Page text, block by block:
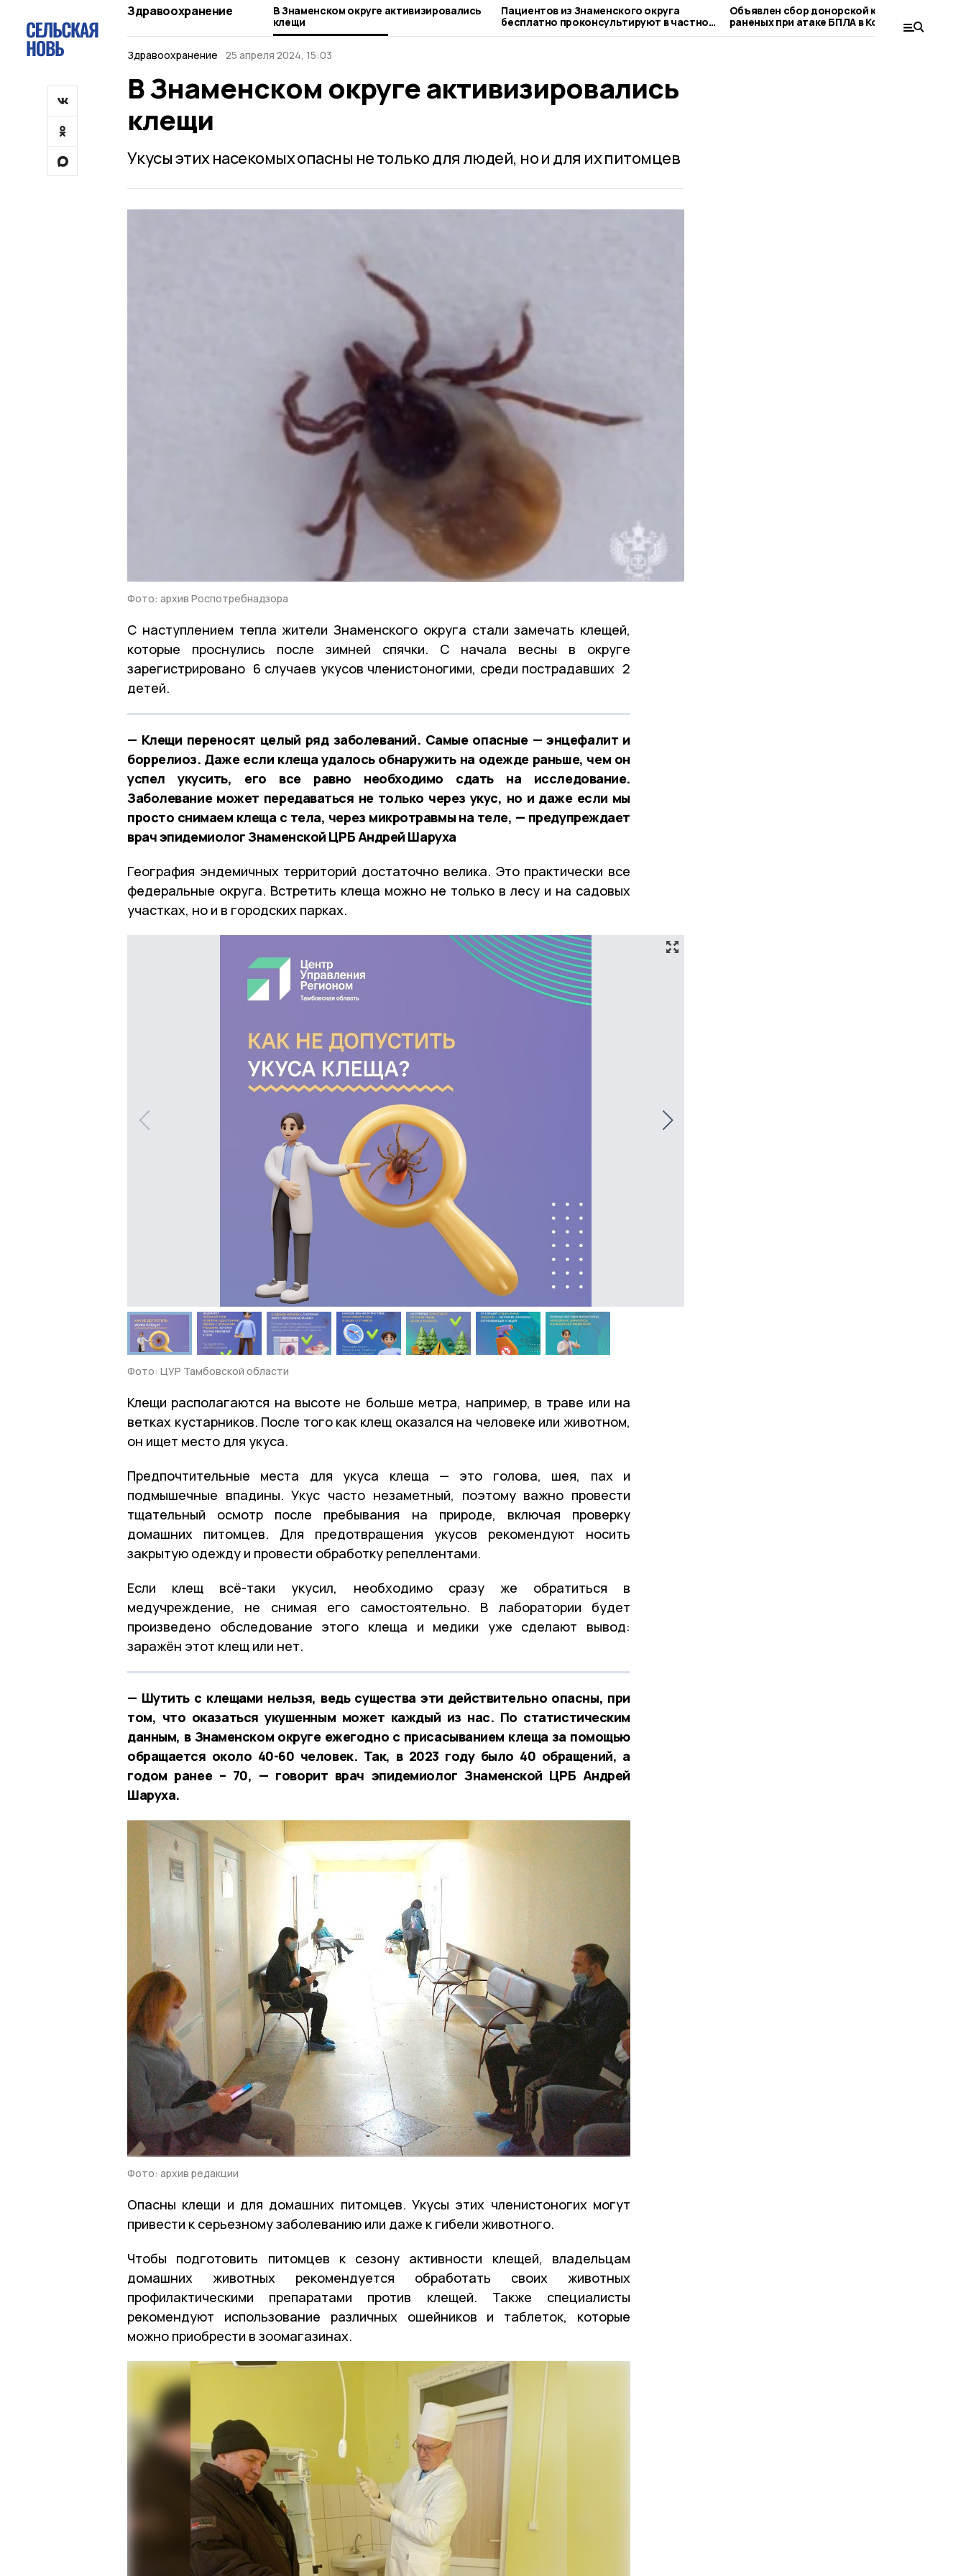
Здравоохранение
В Знаменском округе активизировались
клещи
Пациентов из Знаменского округа
бесплатно проконсультируют в частной
клинике
Объявлен сбор донорской крови для
раненых при атаке БПЛА в Котовске
Здравоохранение 25 апреля 2024, 15:03
В Знаменском округе активизировались
клещи
Укусы этих насекомых опасны не только для людей, но и для их питомцев
Фото: архив Роспотребнадзора
С наступлением тепла жители Знаменского округа стали замечать клещей,
которые проснулись после зимней спячки. С начала весны в округе
зарегистрировано 6 случаев укусов членистоногими, среди пострадавших 2
детей.
— Клещи переносят целый ряд заболеваний. Самые опасные — энцефалит и
боррелиоз. Даже если клеща удалось обнаружить на одежде раньше, чем он
успел укусить, его все равно необходимо сдать на исследование.
Заболевание может передаваться не только через укус, но и даже если мы
просто снимаем клеща с тела, через микротравмы на теле, — предупреждает
врач эпидемиолог Знаменской ЦРБ Андрей Шаруха
География эндемичных территорий достаточно велика. Это практически все
федеральные округа. Встретить клеща можно не только в лесу и на садовых
участках, но и в городских парках.
Фото: ЦУР Тамбовской области
Клещи располагаются на высоте не больше метра, например, в траве или на
ветках кустарников. После того как клещ оказался на человеке или животном,
он ищет место для укуса.
Предпочтительные места для укуса клеща — это голова, шея, пах и
подмышечные впадины. Укус часто незаметный, поэтому важно провести
тщательный осмотр после пребывания на природе, включая проверку
домашних питомцев. Для предотвращения укусов рекомендуют носить
закрытую одежду и провести обработку репеллентами.
Если клещ всё-таки укусил, необходимо сразу же обратиться в
медучреждение, не снимая его самостоятельно. В лаборатории будет
произведено обследование этого клеща и медики уже сделают вывод:
заражён этот клещ или нет.
— Шутить с клещами нельзя, ведь существа эти действительно опасны, при
том, что оказаться укушенным может каждый из нас. По статистическим
данным, в Знаменском округеежегодно с присасыванием клеща за помощью
обращается около 40-60 человек. Так, в 2023 году было 40 обращений, а
годом ранее – 70, — говорит врач эпидемиолог Знаменской ЦРБ Андрей
Шаруха.
Фото: архив редакции
Опасны клещи и для домашних питомцев. Укусы этих членистоногих могут
привести к серьезному заболеванию или даже к гибели животного.
Чтобы подготовить питомцев к сезону активности клещей, владельцам
домашних животных рекомендуется обработать своих животных
профилактическими препаратами против клещей. Также специалисты
рекомендуют использование различных ошейников и таблеток, которые
можно приобрести в зоомагазинах.